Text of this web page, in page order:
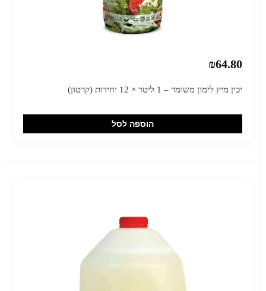
₪64.80
יכין מיץ לימון משומר – 1 ליטר × 12 יחידות (קרטון)
הוספה לסל